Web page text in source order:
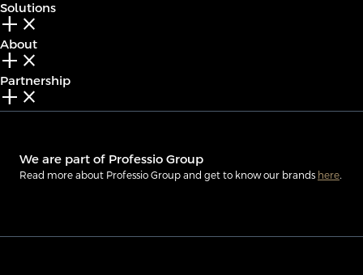
Solutions
add_2 close
About
add_2 close
Partnership
add_2 close
We are part of Professio Group
Read more about Professio Group and get to know our brands here.